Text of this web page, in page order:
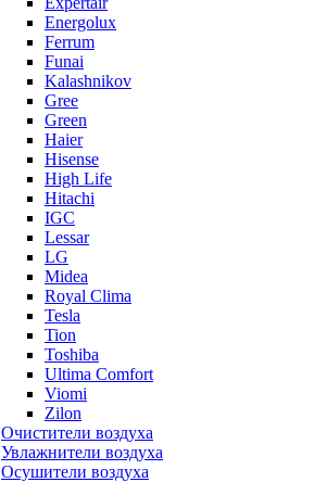
Energolux
Ferrum
Funai
Kalashnikov
Gree
Grеen
Haier
Hisense
High Life
Hitachi
IGC
Lessar
LG
Midea
Royal Clima
Tesla
Tion
Toshiba
Ultima Comfort
Viomi
Zilon
Очистители воздуха
Увлажнители воздуха
Осушители воздуха